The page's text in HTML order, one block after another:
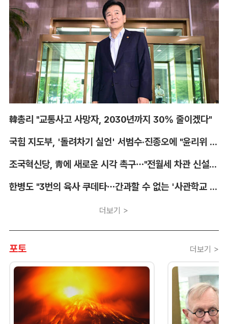
韓총리 "교통사고 사망자, 2030년까지 30% 줄이겠다"
국힘 지도부, '돌려차기 실언' 서범수·진종오에 "윤리위 엄중 조치"
조국혁신당, 靑에 새로운 시각 촉구…"전월세 차관 신설해야"
한병도 "3번의 육사 쿠데타…간과할 수 없는 '사관학교 통합' 명분"
더보기 >
포토 더보기 >